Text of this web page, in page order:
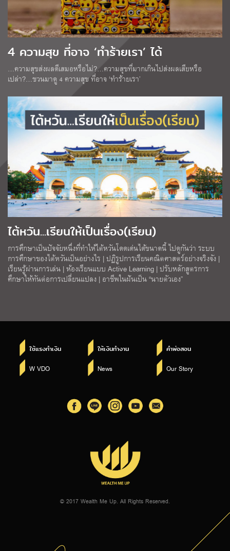
4 ความสุข ที่อาจ ‘ทำร้ายเรา’ ได้
…ความสุขส่งผลดีเสมอหรือไม่?…ความสุขที่มากเกินไปส่งผลเสียหรือ
เปล่า?…ชวนมาดู 4 ความสุข ที่อาจ ‘ทำร้ายเรา’
ไต้หวัน...เรียนให้เป็นเรื่อง(เรียน)
การศึกษาเป็นปัจจัยหนึ่งที่ทำให้ไต้หวันโดดเด่นได้ขนาดนี้ ไปดูกันว่า ระบบ
การศึกษาของไต้หวันเป็นอย่างไร | ปฏิรูปการเรียนคณิตศาสตร์อย่างจริงจัง |
เรียนรู้ผ่านการเล่น | ห้องเรียนแบบ Active Learning | ปรับหลักสูตรการ
ศึกษาให้ทันต่อการเปลี่ยนแปลง | อาชีพในฝันเป็น “นายตัวเอง”
ใช้แรงทำเงิน ให้เงินทำงาน คำพ่อสอน
W VDO News Our Story
© 2017 Wealth Me Up. All Rights Reserved.